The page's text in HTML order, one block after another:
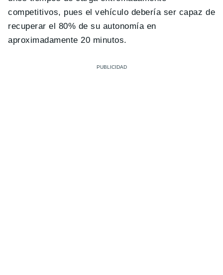
competitivos, pues el vehículo debería ser capaz de
recuperar el 80% de su autonomía en
aproximadamente 20 minutos.